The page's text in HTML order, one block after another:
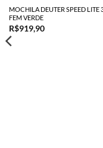
MOCHILA DEUTER SPEED LITE
FEM VERDE
R$919,90